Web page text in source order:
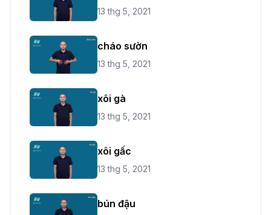
13 thg 5, 2021
cháo sườn
13 thg 5, 2021
xôi gà
13 thg 5, 2021
xôi gấc
13 thg 5, 2021
bún đậu